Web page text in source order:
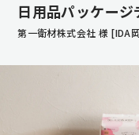
日用品パッケージ
第一衛材株式会社 様 [IDA